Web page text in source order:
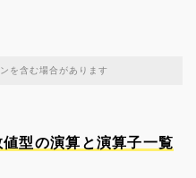
を含む場合があります
型の演算と演算子一覧